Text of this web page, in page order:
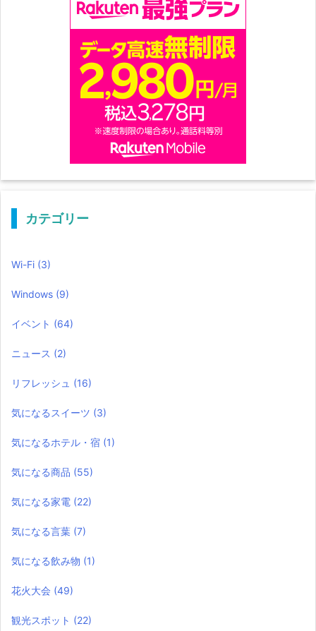
カテゴリー
Wi-Fi (3)
Windows (9)
イベント (64)
ニュース (2)
リフレッシュ (16)
気になるスイーツ (3)
気になるホテル・宿 (1)
気になる商品 (55)
気になる家電 (22)
気になる言葉 (7)
気になる飲み物 (1)
花火大会 (49)
観光スポット (22)